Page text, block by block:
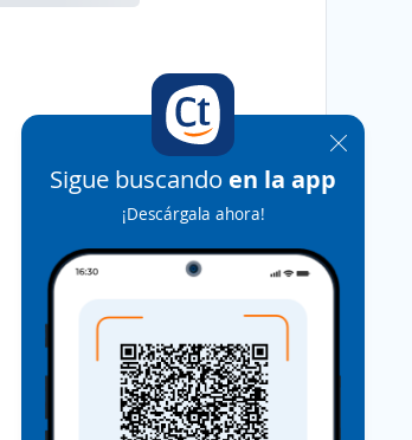
Sigue buscando en la app
¡Descárgala ahora!